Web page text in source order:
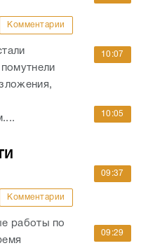
Комментарии
Комментарии
работы по
10:07
10:05
09:37
09:29